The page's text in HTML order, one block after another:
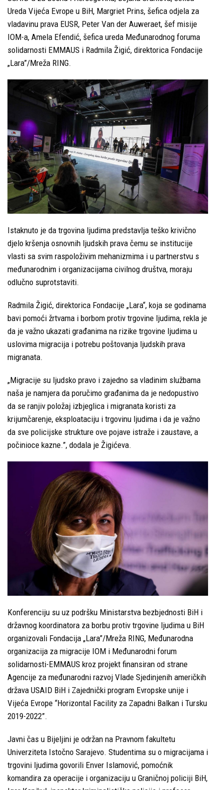
Ureda Vijeća Evrope u BiH, Margriet Prins, šefica odjela za
vladavinu prava EUSR, Peter Van der Auweraet, šef misije
IOM-a, Amela Efendić, šefica ureda Međunarodnog foruma
solidarnosti EMMAUS i Radmila Žigić, direktorica Fondacije
„Lara”/Mreža RING.
Istaknuto je da trgovina ljudima predstavlja teško krivično
djelo kršenja osnovnih ljudskih prava čemu se institucije
vlasti sa svim raspoloživim mehanizmima i u partnerstvu s
međunarodnim i organizacijama civilnog društva, moraju
odlučno suprotstaviti.
Radmila Žigić, direktorica Fondacije „Lara“, koja se godinama
bavi pomoći žrtvama i borbom protiv trgovine ljudima, rekla je
da je važno ukazati građanima na rizike trgovine ljudima u
uslovima migracija i potrebu poštovanja ljudskih prava
migranata.
„Migracije su ljudsko pravo i zajedno sa vladinim službama
naša je namjera da poručimo građanima da je nedopustivo
da se ranjiv položaj izbjeglica i migranata koristi za
krijumčarenje, eksploataciju i trgovinu ljudima i da je važno
da sve policijske strukture ove pojave istraže i zaustave, a
počinioce kazne.”, dodala je Žigićeva.
Konferenciju su uz podršku Ministarstva bezbjednosti BiH i
državnog koordinatora za borbu protiv trgovine ljudima u BiH
organizovali Fondacija „Lara”/Mreža RING, Međunarodna
organizacija za migracije IOM i Međunarodni forum
solidarnosti-EMMAUS kroz projekt finansiran od strane
Agencije za međunarodni razvoj Vlade Sjedinjenih američkih
država USAID BiH i Zajednički program Evropske unije i
Vijeća Evrope “Horizontal Facility za Zapadni Balkan i Tursku
2019-2022”.
Javni čas u Bijeljini je održan na Pravnom fakultetu
Univerziteta Istočno Sarajevo. Studentima su o migracijama i
trgovini ljudima govorili Enver Islamović, pomoćnik
komandira za operacije i organizaciju u Graničnoj policiji BiH,